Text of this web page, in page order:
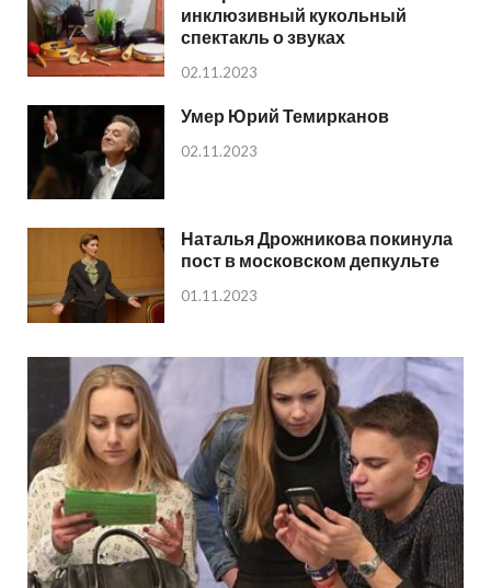
инклюзивный кукольный
спектакль о звуках
02.11.2023
Умер Юрий Темирканов
02.11.2023
Наталья Дрожникова покинула
пост в московском депкульте
01.11.2023